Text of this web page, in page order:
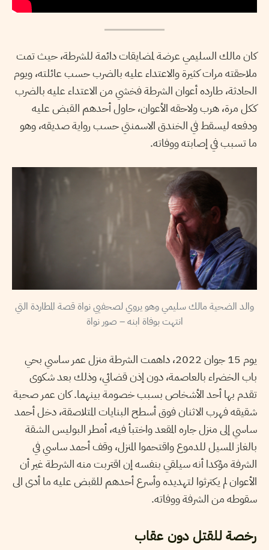
كان مالك السليمي عرضة لمضايقات دائمة للشرطة، حيث تمت
ملاحقته مرات كثيرة والاعتداء عليه بالضرب حسب عائلته، ويوم
الحادثة، طارده أعوان الشرطة فخشي من الاعتداء عليه بالضرب
ككل مرة، هرب ولاحقه الأعوان، حاول أحدهم القبض عليه
ودفعه ليسقط في الخندق الاسمنتي حسب رواية صديقه، وهو
ما تسبب في إصابته ووفاته.
والد الضحية مالك سليمي وهو يروي لصحفيي نواة قصة المطاردة التي
انتهت بوفاة ابنه – صور نواة
يوم 15 جوان 2022، داهمت الشرطة منزل عمر ساسي بحي
باب الخضراء بالعاصمة، دون إذن قضائي، وذلك بعد شكوى
تقدم بها أحد الأشخاص بسبب خصومة بينهما. كان عمر صحبة
شقيقه فهرب الاثنان فوق أسطح البنايات المتلاصقة، دخل أحمد
ساسي إلى منزل جاره المقعد واختبأ فيه، أمطر البوليس الشقة
بالغاز المسيل للدموع واقتحموا المنزل، وقف أحمد ساسي في
الشرفة مؤكدا أنه سيلقي بنفسه إن اقتربت منه الشرطة غير أن
الأعوان لم يكترثوا لتهديده وأسرع أحدهم للقبض عليه ما أدى الى
سقوطه من الشرفة ووفاته.
رخصة للقتل دون عقاب